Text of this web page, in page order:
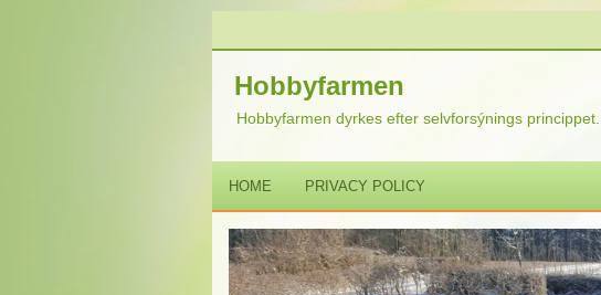
Hobbyfarmen
Hobbyfarmen dyrkes efter selvforsýnings princippet.
HOME PRIVACY POLICY